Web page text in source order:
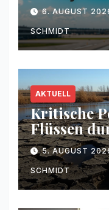
6. AUGUST
SCHMIDT
AKTUELL
Kritische
Flüssen
5. AUGUST
SCHMIDT